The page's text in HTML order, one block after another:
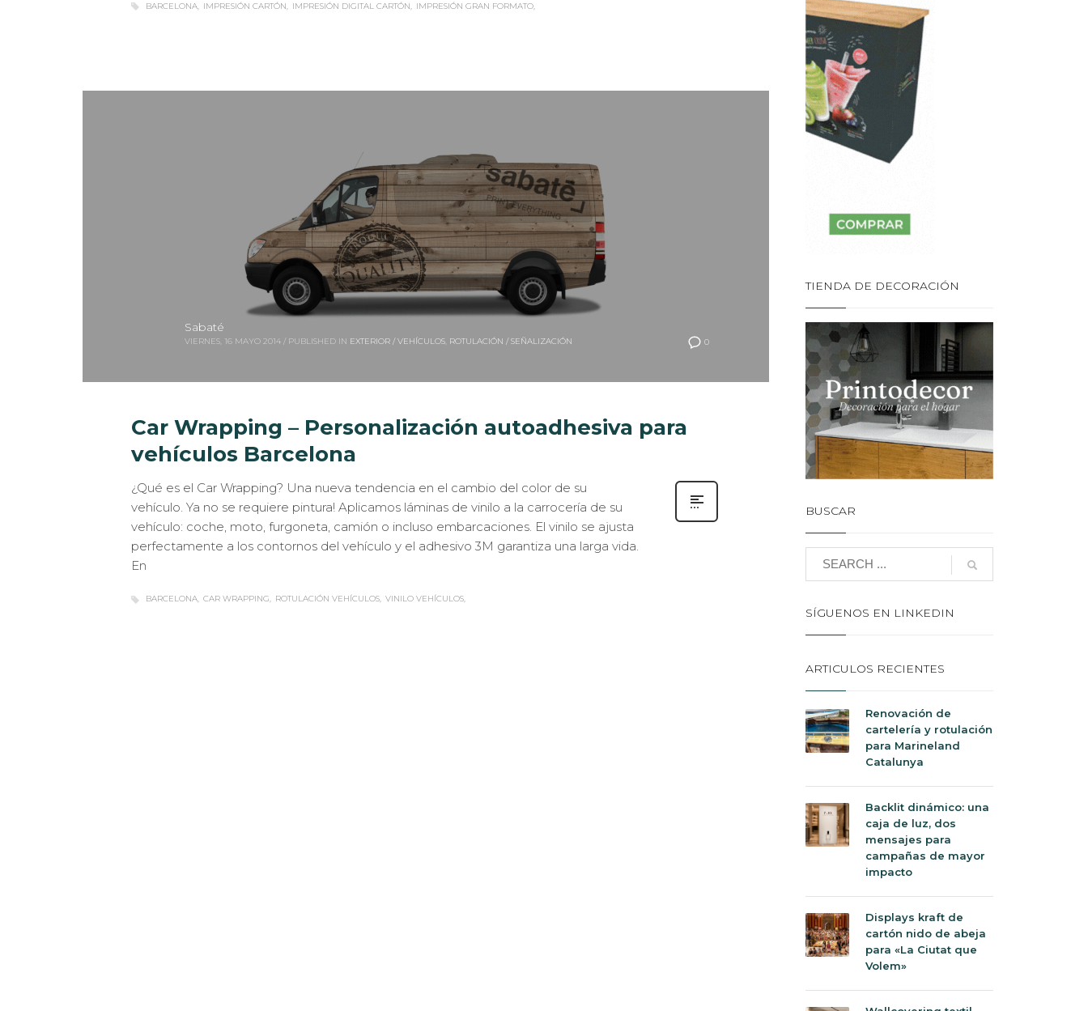
BARCELONA IMPRESIÓN CARTÓN IMPRESIÓN DIGITAL CARTÓN IMPRESIÓN GRAN FORMATO
0
Sabaté
VIERNES, 16 MAYO 2014 / PUBLISHED IN EXTERIOR / VEHÍCULOS ROTULACIÓN / SEÑALIZACIÓN
Car Wrapping – Personalización autoadhesiva para
vehículos Barcelona
¿Qué es el Car Wrapping? Una nueva tendencia en el cambio del color de su
vehículo. Ya no se requiere pintura! Aplicamos láminas de vinilo a la carrocería de su
vehículo: coche, moto, furgoneta, camión o incluso embarcaciones. El vinilo se ajusta
perfectamente a los contornos del vehículo y el adhesivo 3M garantiza una larga vida.
En
BARCELONA CAR WRAPPING ROTULACIÓN VEHÍCULOS VINILO VEHÍCULOS
TIENDA DE DECORACIÓN
BUSCAR
SÍGUENOS EN LINKEDIN
ARTICULOS RECIENTES
Renovación de
cartelería y rotulación
para Marineland
Catalunya
Backlit dinámico: una
caja de luz, dos
mensajes para
campañas de mayor
impacto
Displays kraft de
cartón nido de abeja
para «La Ciutat que
Volem»